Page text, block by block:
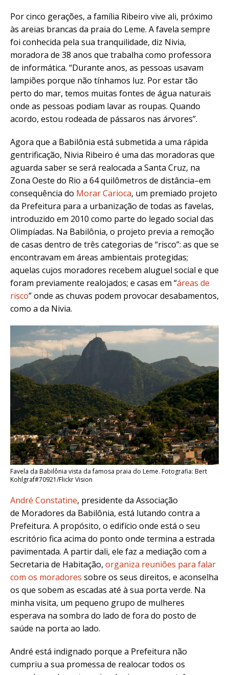
Por cinco gerações, a família Ribeiro vive ali, próximo
às areias brancas da praia do Leme. A favela sempre
foi conhecida pela sua tranquilidade, diz Nivia,
moradora de 38 anos que trabalha como professora
de informática. “Durante anos, as pessoas usavam
lampiões porque não tínhamos luz. Por estar tão
perto do mar, temos muitas fontes de água naturais
onde as pessoas podiam lavar as roupas. Quando
acordo, estou rodeada de pássaros nas árvores”.
Agora que a Babilônia está submetida a uma rápida
gentrificação, Nivia Ribeiro é uma das moradoras que
aguarda saber se será realocada a Santa Cruz, na
Zona Oeste do Rio a 64 quilômetros de distância–em
consequência do Morar Carioca, um premiado projeto
da Prefeitura para a urbanização de todas as favelas,
introduzido em 2010 como parte do legado social das
Olimpíadas. Na Babilônia, o projeto previa a remoção
de casas dentro de três categorias de “risco”: as que se
encontravam em áreas ambientais protegidas;
aquelas cujos moradores recebem aluguel social e que
foram previamente realojados; e casas em “áreas de
risco” onde as chuvas podem provocar desabamentos,
como a da Nivia.
Favela da Babilônia vista da famosa praia do Leme. Fotografia: Bert
Kohlgraf#70921/Flickr Vision
André Constatine, presidente da Associação
de Moradores da Babilônia, está lutando contra a
Prefeitura. A propósito, o edifício onde está o seu
escritório fica acima do ponto onde termina a estrada
pavimentada. A partir dali, ele faz a mediação com a
Secretaria de Habitação, organiza reuniões para falar
com os moradores sobre os seus direitos, e aconselha
os que sobem as escadas até à sua porta verde. Na
minha visita, um pequeno grupo de mulheres
esperava na sombra do lado de fora do posto de
saúde na porta ao lado.
André está indignado porque a Prefeitura não
cumpriu a sua promessa de realocar todos os